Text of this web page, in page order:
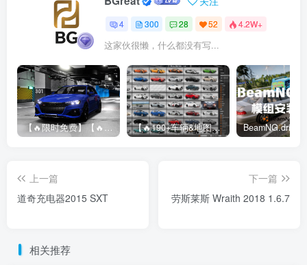
4 300 28 52 4.2W+
这家伙很懒，什么都没有写...
【🔥限时免费】【🔥超高质模组】2022 奥迪 A4/S4/RS4 Avant 2.61 【🔥190+车辆&地图】BeamNG整合包
上一篇
道奇充电器2015 SXT
下一篇
劳斯莱斯 Wraith 2018 1.6.7
相关推荐